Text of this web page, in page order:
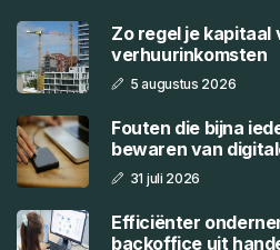
Zo regel je
verhuurinkomsten
5 augustus 2026
Fouten die bijna
bewaren van
31 juli 2026
Efficiënter
backoffice uit